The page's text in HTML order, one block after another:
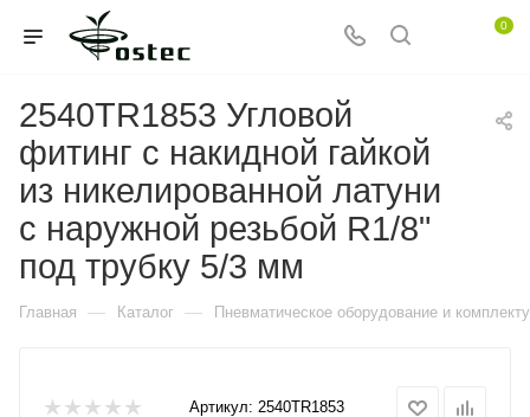
0
2540TR1853 Угловой
фитинг с накидной гайкой
из никелированной латуни
с наружной резьбой R1/8"
под трубку 5/3 мм
Главная — Каталог — Пневматическое оборудование и
Артикул: 2540TR1853